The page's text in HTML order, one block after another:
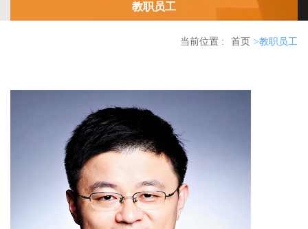
教职员工
当前位置 : 首页 >教职员工